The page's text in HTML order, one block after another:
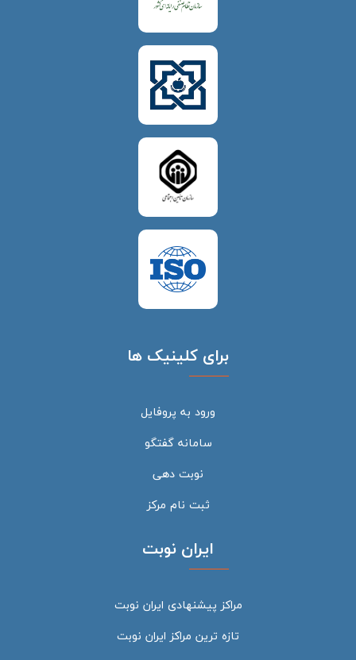
برای کلینیک ها
ورود به پروفایل
سامانه گفتگو
نوبت دهی
ثبت نام مرکز
ایران نوبت
مراکز پیشنهادی ایران نوبت
تازه ترین مراکز ایران نوبت